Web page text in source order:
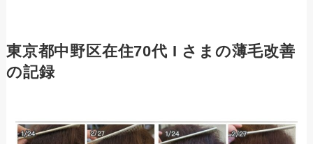
東京都中野区在住70代 I さまの薄毛改善
の記録